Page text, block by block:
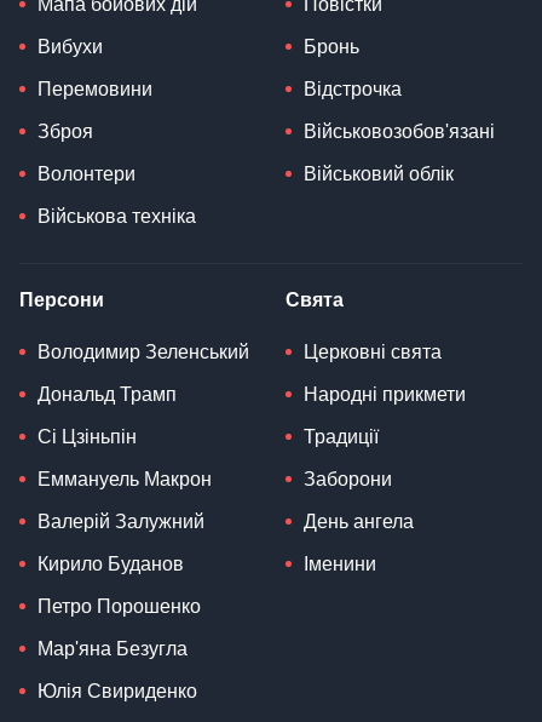
Вибухи
Перемовини
Зброя
Волонтери
Військова техніка
Бронь
Відстрочка
Військовозобов'язані
Військовий облік
Персони
Володимир Зеленський
Дональд Трамп
Сі Цзіньпін
Еммануель Макрон
Валерій Залужний
Кирило Буданов
Петро Порошенко
Мар'яна Безугла
Юлія Свириденко
Свята
Церковні свята
Народні прикмети
Традиції
Заборони
День ангела
Іменини